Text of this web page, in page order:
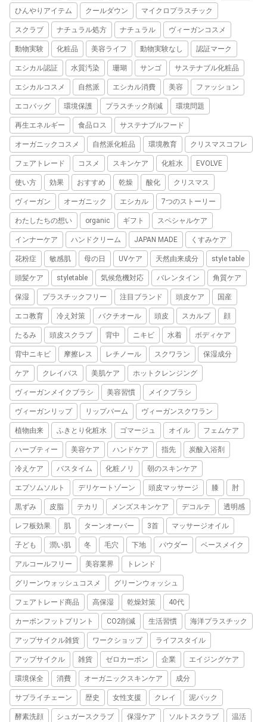
ひんやりアイテム クールダウン マイクロプラスチック
スクラブ ナチュラル処方 ナチュラル ヴィーガンコスメ
動物実験 化粧品 美容ライフ 動物実験なし 認証マーク
エシカル認証 水質汚染 珊瑚 サンゴ サステナブル化粧品
エシカルコスメ 自然派 エシカル消費 美容 ファッション
エコバッグ 環境保護 プラスチック削減 環境問題
再生エネルギー 食品ロス サステナブルフード
オーガニックコスメ 自然派化粧品 環境教育 クリスマスコフレ
フェアトレード コスメ スキンケア 化粧水 EVOLVE
使い方 効果 おすすめ 乾燥 酸化 クリスマス
ヴィーガン オーガニック エシカル 7つのストーリー
わたしたちの想い organic ギフト スペシャルケア
インナーケア ハンドクリーム JAPAN MADE くすみケア
花粉症 敏感肌 母の日 UVケア 天然由来成分 style table
頭髪ケア styletable 気候危機対応 バレンタイン 角質ケア
保湿 プラスチックフリー 注目ブランド 頭皮ケア 国産
エコ教育 冷え対策 バクチオール 頭皮 スカルプ 顔
たるみ 頭皮スクラブ 背中 ニキビ 水着 ボディケア
背中ニキビ 摩擦レス レチノール スクワラン 保湿成分
ケア クレイバス 美肌ケア ホットクレンジング
ヴィーガンメイクブラシ 美容習慣 メイクブラシ
ヴィーガンリップ リップバーム ヴィーガンスクワラン
植物由来 ふきとり化粧水 ゴマージュ オイル フェムケア
ハーブティー 美容ケア ハンドケア 指先 炭酸入浴剤
冷えケア バスタイム 化粧ノリ 朝のスキンケア
エプソムソルト デリケートゾーン 頭皮マッサージ 膝 肘
黒ずみ 皮脂 テカリ メンズスキンケア デコルテ 透明感
レフ板効果 肌 ターンオーバー 3首 マッサージオイル
子ども 潤い肌 冬 毛穴 下地 パウダー ベースメイク
アルコールフリー 美容業界 トレンド
グリーンウォッシュコスメ グリーンウォッシュ
フェアトレード商品 高保湿 乾燥対策 40代
カーボンフットプリント CO2削減 生活習慣 海洋プラスチック
アップサイクル雑貨 ワークショップ ライフスタイル
アップサイクル 雑貨 ゼロカーボン 企業 エイジングケア
環境保全 消費 オーガニックスキンケア 成分
サプライチェーン 歴史 女性支援 クレイ 泥パック
酵素洗顔 シュガースクラブ 保湿ケア ソルトスクラブ 温活